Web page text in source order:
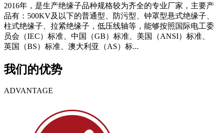
2016年，是生产绝缘子品种规格较为齐全的专业厂家，主要产
品有：500KV及以下的普通型、防污型、钟罩型悬式绝缘子、
柱式绝缘子、拉紧绝缘子，低压线轴等，能够按照国际电工委
员会（IEC）标准、中国（GB）标准、美国（ANSI）标准、
英国（BS）标准、澳大利亚（AS）标...
我们的优势
ADVANTAGE